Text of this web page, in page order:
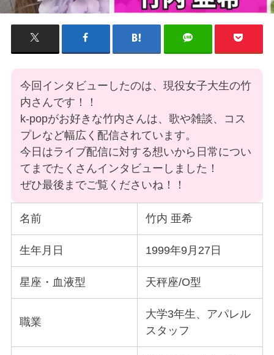
今回インタビューしたのは、現役女子大生の竹
内さんです！！
k-popがお好きな竹内さんは、歌や雑談、コス
プレなど幅広く配信されています。
今日はライブ配信に対する想いから日常につい
てまでたくさんインタビューしました！
ぜひ最後までご覧くださいね！！
名前 竹内 亜希
生年月日 1999年9月27日
星座・血液型 天秤座/O型
職業
大学3年生、アパレル
スタッフ